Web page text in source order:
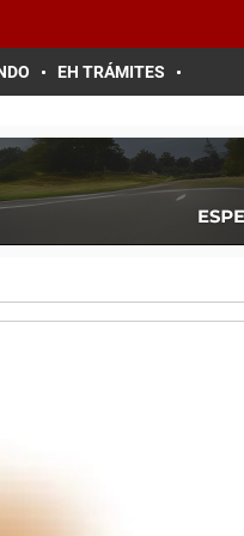
EH TRÁMITES